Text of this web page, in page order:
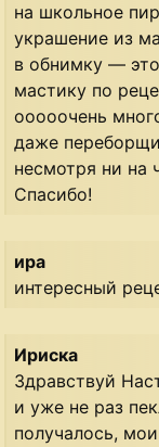
на школьное
украшение из
в обнимку —
мастику по
ооооочень
даже
несмотря ни на
Спасибо!
ира
интересный
Ириска
Здравствуй
и уже не раз
получалось,